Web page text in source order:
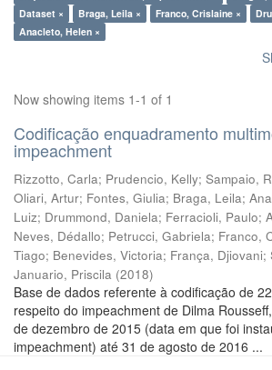
Dataset ×
Braga, Leila × Franco, Crislaine ×
Anacleto, Helen ×
Now showing items 1-1 of 1
Codificação enquadramento
impeachment
Rizzotto, Carla; Prudencio, Kelly; Sampaio,
Oliari, Artur; Fontes, Giulia; Braga, Leila;
Luiz; Drummond, Daniela; Ferracioli, Paulo;
Neves, Dédallo; Petrucci, Gabriela; Franco,
Tiago; Benevides, Victoria; França, Djiovani;
Januario, Priscila (2018)
Base de dados referente à codificação de
respeito do impeachment de Dilma
de dezembro de 2015 (data em que foi
impeachment) até 31 de agosto de 2016 ...